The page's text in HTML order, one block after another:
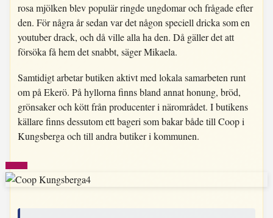
rosa mjölken blev populär ringde ungdomar och frågade efter
den. För några år sedan var det någon speciell dricka som en
youtuber drack, och då ville alla ha den. Då gäller det att
försöka få hem det snabbt, säger Mikaela.
Samtidigt arbetar butiken aktivt med lokala samarbeten runt
om på Ekerö. På hyllorna finns bland annat honung, bröd,
grönsaker och kött från producenter i närområdet. I butikens
källare finns dessutom ett bageri som bakar både till Coop i
Kungsberga och till andra butiker i kommunen.